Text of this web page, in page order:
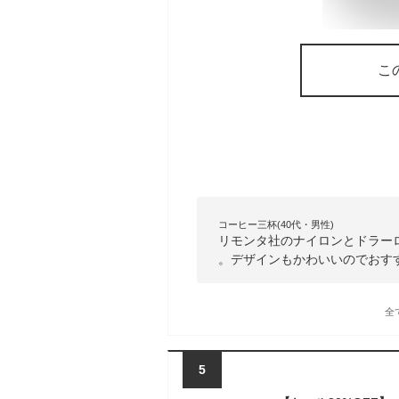
こ
コーヒー三杯(40代・男性)
リモンタ社のナイロンとドラ
。デザインもかわいいのでおす
全
5